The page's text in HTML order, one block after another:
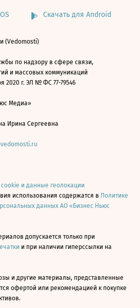
Скачать для Android
(Vedomosti)
по надзору в сфере связи,
и массовых коммуникаций
2020 г. ЭЛ № ФС 77-79546
Медиа»
Ирина Сергеевна
cookie и данные геолокации
использования содержатся в Политике
данных АО «Бизнес Ньюс
допускается только при
и при наличии гиперссылки на
и другие материалы, представленные
офертой или рекомендацией к покупке